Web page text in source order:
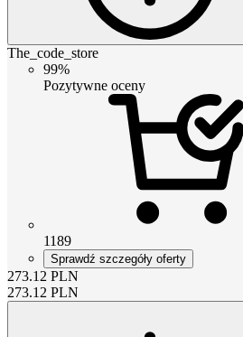
The_code_store
99%
Pozytywne oceny
1189
Sprawdź szczegóły oferty
273.12 PLN
273.12 PLN